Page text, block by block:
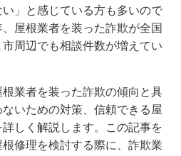
」と感じている方も多いので
屋根業者を装った詐欺が全国
周辺でも相談件数が増えてい
業者を装った詐欺の傾向と具
いための対策、信頼できる屋
しく解説します。この記事を
修理を検討する際に、詐欺業